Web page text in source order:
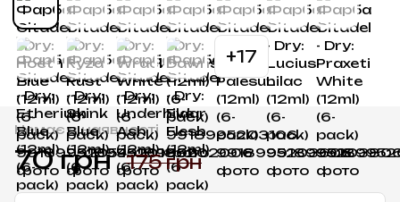
+17
Немає в наявності
70 грн 175 грн